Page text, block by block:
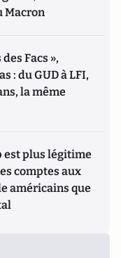
Macron
Facs »,
: du GUD à LFI,
la même
est plus légitime
comptes aux
américains que